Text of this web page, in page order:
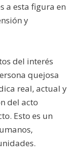
a esta figura en
y
del interés
quejosa
real, actual y
del acto
Esto es un